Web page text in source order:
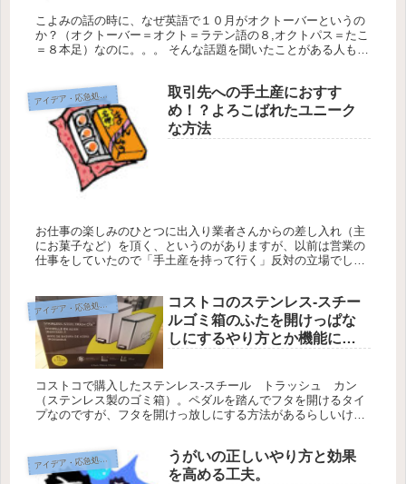
こよみの話の時に、なぜ英語で１０月がオクトーバーというの
か？（オクトーバー＝オクト＝ラテン語の８,オクトパス＝たこ
＝８本足）なのに。。。 そんな話題を聞いたことがある人もい
アイデア・応急処置・問題解決
取引先への手土産におすす
め！？よろこばれたユニーク
な方法
お仕事の楽しみのひとつに出入り業者さんからの差し入れ（主
にお菓子など）を頂く、というのがありますが、以前は営業の
仕事をしていたので「手土産を持って行く」反対の立場でし
アイデア・応急処置・問題解決
コストコのステンレス-スチー
ルゴミ箱のふたを開けっぱな
しにするやり方とか機能につ
コストコで購入したステンレス-スチール トラッシュ カン
（ステンレス製のゴミ箱）。ペダルを踏んでフタを開けるタイ
プなのですが、フタを開けっ放しにする方法があるらしいけれ
アイデア・応急処置・問題解決
うがいの正しいやり方と効果
を高める工夫。